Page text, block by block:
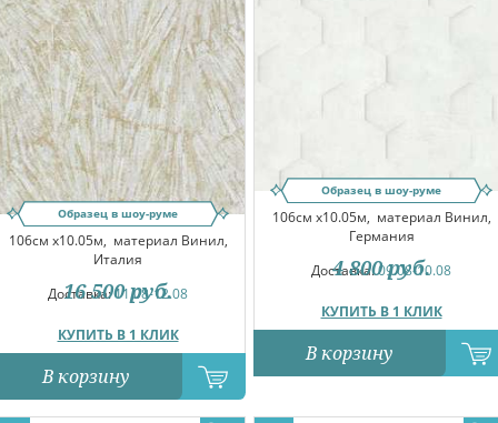
Образец в шоу-руме
106см x10.05м, материал Винил,
Италия
Доставка:11.08-12.08
КУПИТЬ В 1 КЛИК
16 500 руб.
В корзину
Образец в шоу-руме
106см x10.05м, материал Винил,
Германия
Доставка:09.08-10.08
КУПИТЬ В 1 КЛИК
4 800 руб.
В корзину